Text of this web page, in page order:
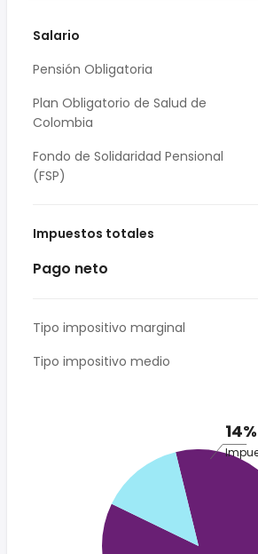
Salario
Pensión Obligatoria
Plan Obligatorio de Salud de
Colombia
Fondo de Solidaridad Pensional
(FSP)
Impuestos totales
Pago neto
Tipo impositivo marginal
Tipo impositivo medio
14%